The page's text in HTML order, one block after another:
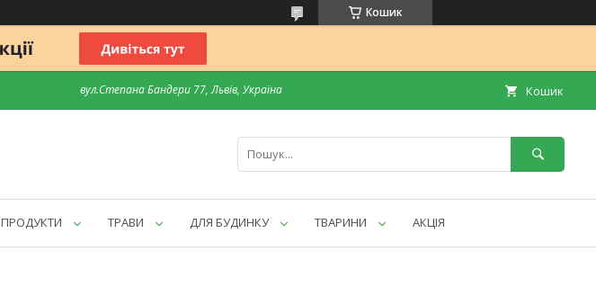
Кошик
вул.Степана Бандери 77, Львів, Україна Кошик
ПРОДУКТИ ТРАВИ ДЛЯ БУДИНКУ ТВАРИНИ АКЦІЯ